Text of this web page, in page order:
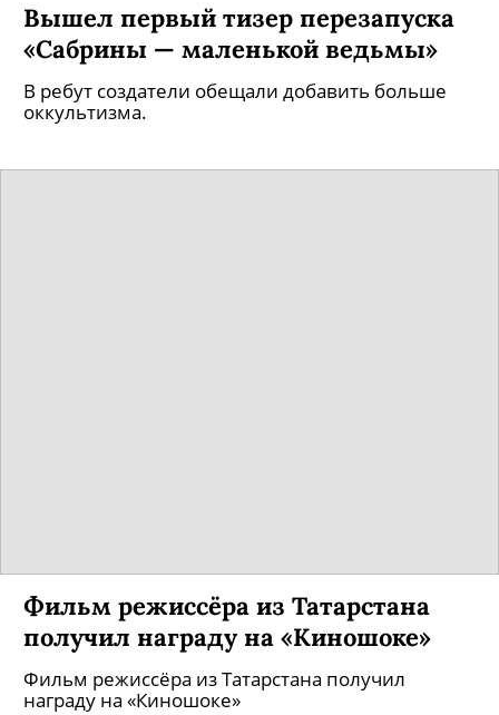
Вышел первый тизер перезапуска
«Сабрины — маленькой ведьмы»
В ребут создатели обещали добавить больше
оккультизма.
Фильм режиссёра из Татарстана
получил награду на «Киношоке»
Фильм режиссёра из Татарстана получил
награду на «Киношоке»